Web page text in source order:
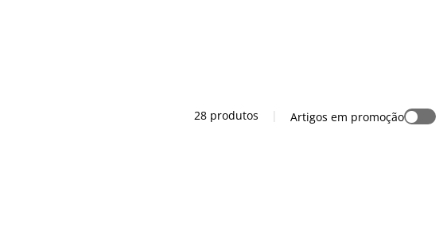
28 produtos | Artigos em promoção